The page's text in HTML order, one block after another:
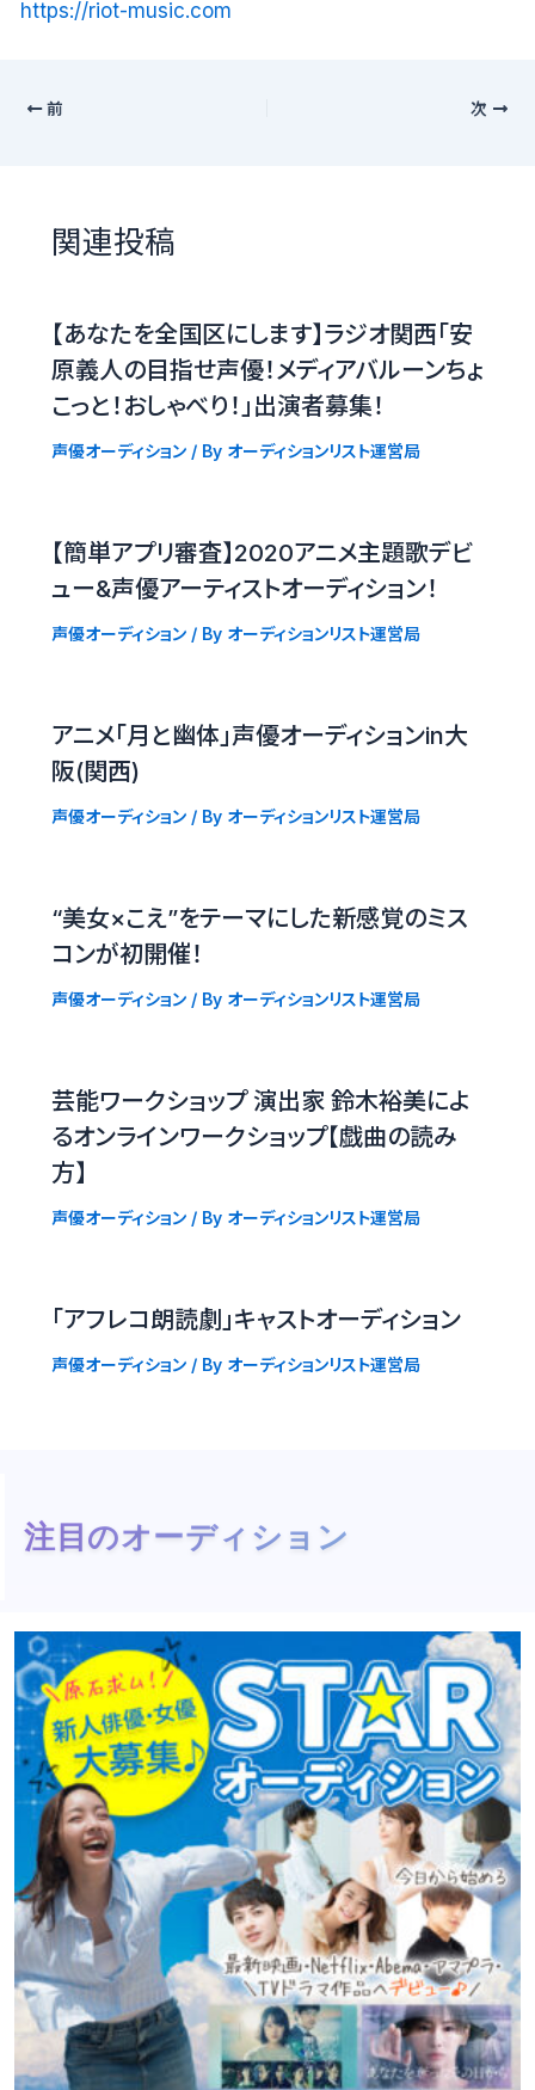
https://riot-music.com
前 次
関連投稿
【あなたを全国区にします】ラジオ関西「安
原義人の目指せ声優！メディアバルーンちょ
こっと！おしゃべり！」出演者募集！
声優オーディション/ By オーディションリスト運営局
【簡単アプリ審査】2020アニメ主題歌デビ
ュー&声優アーティストオーディション！
声優オーディション/ By オーディションリスト運営局
アニメ「月と幽体」声優オーディションin大
阪(関西)
声優オーディション/ By オーディションリスト運営局
“美女×こえ”をテーマにした新感覚のミス
コンが初開催！
声優オーディション/ By オーディションリスト運営局
芸能ワークショップ 演出家 鈴木裕美によ
るオンラインワークショップ【戯曲の読み
方】
声優オーディション/ By オーディションリスト運営局
「アフレコ朗読劇」キャストオーディション
声優オーディション/ By オーディションリスト運営局
注目のオーディション